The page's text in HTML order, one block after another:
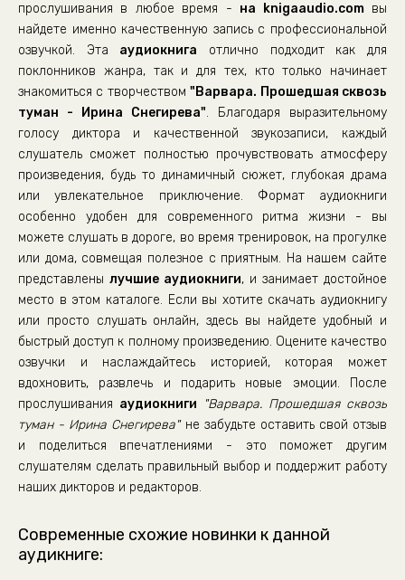
прослушивания в любое время - на knigaaudio.comвы
найдете именно качественную запись с профессиональной
озвучкой. Эта аудиокнига отлично подходит как для
поклонников жанра, так и для тех, кто только начинает
знакомиться с творчеством"Варвара. Прошедшая сквозь
туман - Ирина Снегирева". Благодаря выразительному
голосу диктора и качественной звукозаписи, каждый
слушатель сможет полностью прочувствовать атмосферу
произведения, будь то динамичный сюжет, глубокая драма
или увлекательное приключение. Формат аудиокниги
особенно удобен для современного ритма жизни - вы
можете слушать в дороге, во время тренировок, на прогулке
или дома, совмещая полезное с приятным. На нашем сайте
представлены лучшие аудиокниги, и занимает достойное
место в этом каталоге. Если вы хотите скачать аудиокнигу
или просто слушать онлайн, здесь вы найдете удобный и
быстрый доступ к полному произведению. Оцените качество
озвучки и наслаждайтесь историей, которая может
вдохновить, развлечь и подарить новые эмоции. После
прослушивания аудиокниги
"Варвара. Прошедшая сквозь
туман - Ирина Снегирева"не забудьте оставить свой отзыв
и поделиться впечатлениями - это поможет другим
слушателям сделать правильный выбор и поддержит работу
наших дикторов и редакторов.
Современные схожие новинки к данной
аудикниге: